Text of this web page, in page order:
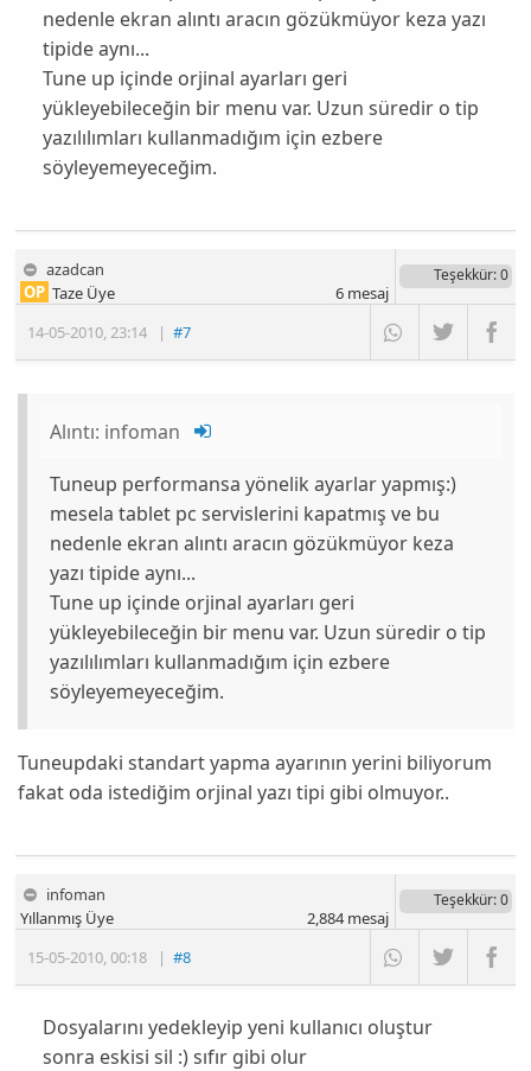
nedenle ekran alıntı aracın gözükmüyor keza yazı
tipide aynı...
Tune up içinde orjinal ayarları geri
yükleyebileceğin bir menu var. Uzun süredir o tip
yazılılımları kullanmadığım için ezbere
söyleyemeyeceğim.
azadcan
14-05-2010,23:14 |#7
OP Taze Üye
Teşekkür: 0
6mesaj
Alıntı: infoman
Tuneup performansa yönelik ayarlar yapmış:)
mesela tablet pc servislerini kapatmış ve bu
nedenle ekran alıntı aracın gözükmüyor keza
yazı tipide aynı...
Tune up içinde orjinal ayarları geri
yükleyebileceğin bir menu var. Uzun süredir o tip
yazılılımları kullanmadığım için ezbere
söyleyemeyeceğim.
Tuneupdaki standart yapma ayarının yerini biliyorum
fakat oda istediğim orjinal yazı tipi gibi olmuyor..
infoman
15-05-2010,00:18 |#8
Yıllanmış Üye
Teşekkür: 0
2,884mesaj
Dosyalarını yedekleyip yeni kullanıcı oluştur
sonra eskisi sil :) sıfır gibi olur